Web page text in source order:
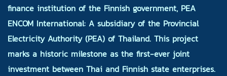
finance institution of the Finnish government, PEA
ENCOM International: A subsidiary of the Provincial
Electricity Authority (PEA) of Thailand. This project
marks a historic milestone as the first-ever joint
investment between Thai and Finnish state enterprises.